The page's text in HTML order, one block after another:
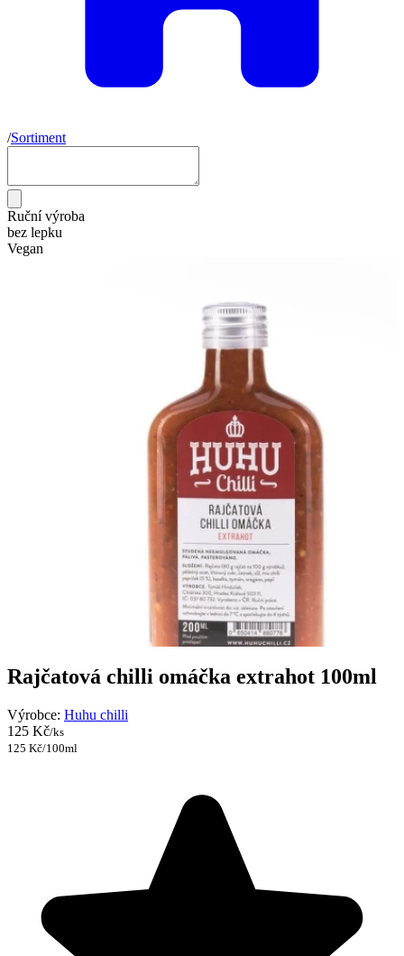
/Sortiment
Ruční výroba
bez lepku
Vegan
Rajčatová chilli omáčka extrahot 100ml
Výrobce: Huhu chilli
125 Kč/ks
125 Kč/100ml